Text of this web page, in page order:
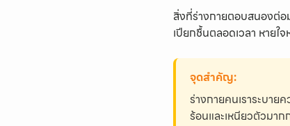
สิ่งที่ร่างกายตอบสนองต่อ
เปียกชื้นตลอดเวลา หายใ
จุดสำคัญ:
ร่างกายคนเราระบาย
ร้อนและเหนียวตัวมา